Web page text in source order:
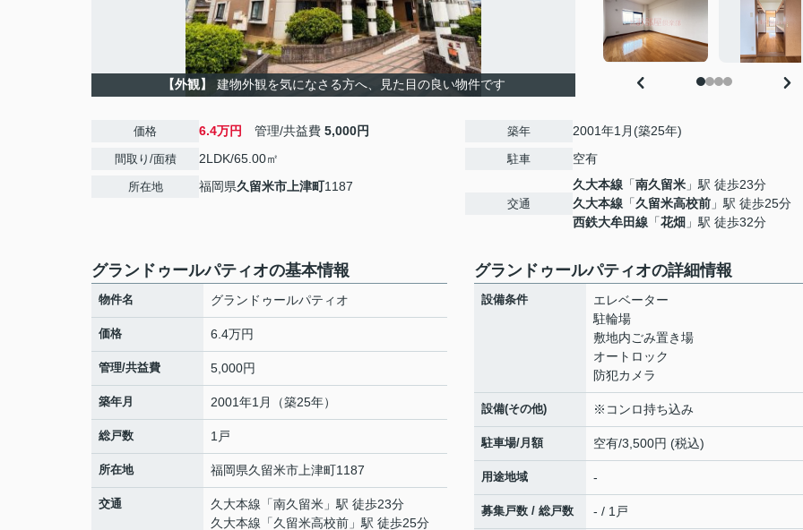
【外観】 建物外観を気になさる方へ、見た目の良い物件です
価格 6.4万円 管理/共益費 5,000円
間取り/面積 2LDK/65.00㎡
所在地 福岡県久留米市 上津町1187
築年 2001年1月(築25年)
駐車 空有
交通
久大本線 「南久留米 」駅 徒歩23分
久大本線 「久留米高校前 」駅 徒歩25分
西鉄大牟田線 「花畑 」駅 徒歩32分
グランドゥールパティオの基本情報
物件名 グランドゥールパティオ
価格 6.4万円
管理/共益費 5,000円
築年月 2001年1月（築25年）
総戸数 1戸
所在地 福岡県久留米市 上津町1187
交通 久大本線 「南久留米 」駅 徒歩23分
久大本線 「久留米高校前 」駅 徒歩25分
グランドゥールパティオの詳細情報
設備条件
エレベーター
駐輪場
敷地内ごみ置き場
オートロック
防犯カメラ
設備(その他) ※コンロ持ち込み
駐車場/月額 空有/3,500円 (税込)
用途地域 -
募集戸数 / 総戸数 - / 1戸